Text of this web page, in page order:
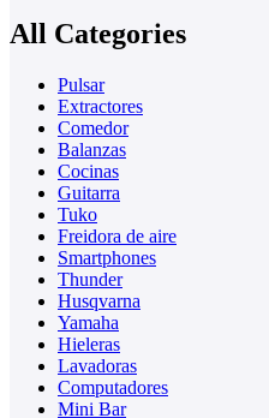
All Categories
Pulsar
Extractores
Comedor
Balanzas
Cocinas
Guitarra
Tuko
Freidora de aire
Smartphones
Thunder
Husqvarna
Yamaha
Hieleras
Lavadoras
Computadores
Mini Bar